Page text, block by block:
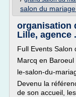
salon du
organisation
Lille, agence
Full Events Salon
Marcq en Baroeul
le-salon-du-
Devenu la
de son accueil,